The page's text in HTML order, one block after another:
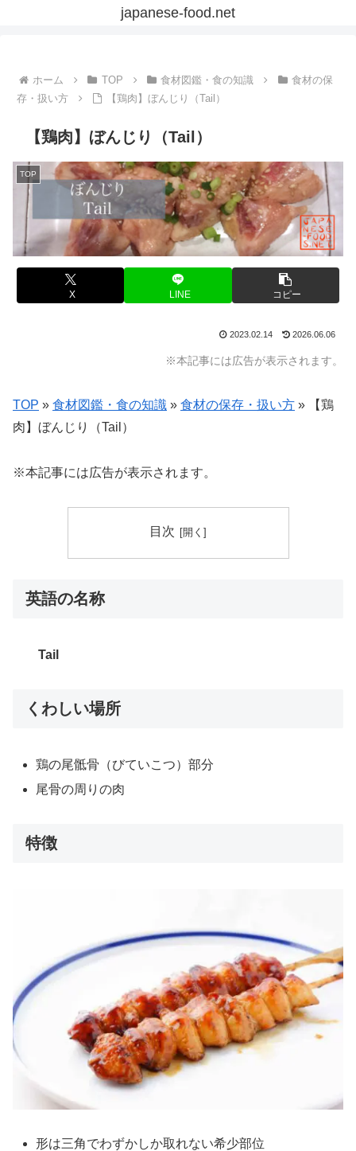
japanese-food.net
ホーム TOP 食材図鑑・食の知識
食材の保
存・扱い方
【鶏肉】ぼんじり（Tail）
【鶏肉】ぼんじり（Tail）
TOP
X LINE コピー
2023.02.14 2026.06.06
※本記事には広告が表示されます。
TOP » 食材図鑑・食の知識 » 食材の保存・扱い方 »
【鶏
肉】ぼんじり（Tail）
※本記事には広告が表示されます。
目次
英語の名称
Tail
くわしい場所
鶏の尾骶骨（びていこつ）部分
尾骨の周りの肉
特徴
形は三角でわずかしか取れない希少部位